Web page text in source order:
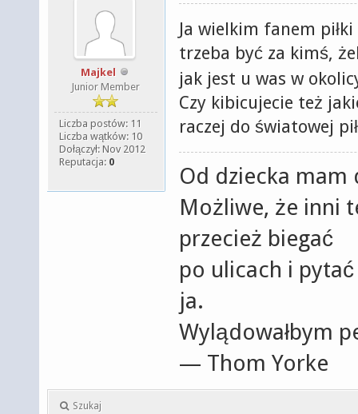
Majkel
Junior Member
Liczba postów: 11
Liczba wątków: 10
Dołączył: Nov 2012
Reputacja: 0
Ja wielkim fanem
trzeba być za kimś,
jak jest u was w
Czy kibicujecie też
raczej do światowej
Od dziecka mam
Możliwe, że inni
przecież biegać
po ulicach i
ja.
Wylądowałbym
— Thom Yorke
Szukaj